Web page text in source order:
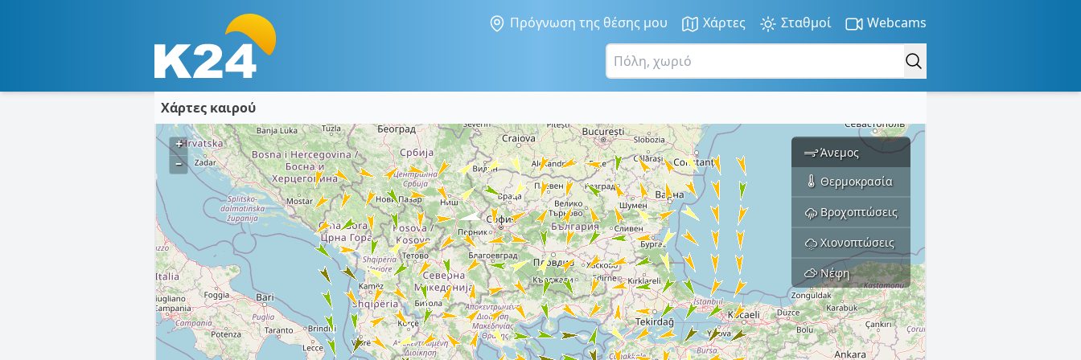
Πρόγνωση της θέσης μου Χάρτες Σταθμοί Webcams
Χάρτες καιρού
Άνεμος
Θερμοκρασία
Βροχοπτώσεις
Χιονοπτώσεις
Νέφη
+
–